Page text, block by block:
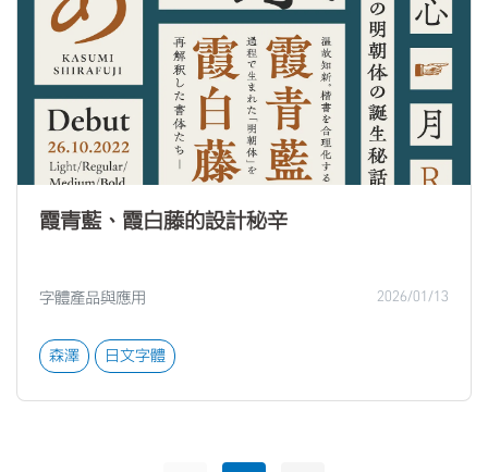
霞青藍、霞白藤的設計秘辛
字體產品與應用 2026/01/13
森澤 日文字體